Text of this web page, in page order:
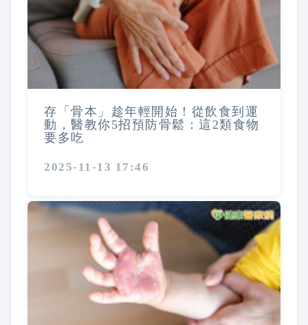
存「骨本」趁年輕開始！從飲食到運
動，醫教你5招預防骨鬆：這2類食物
要多吃
2025-11-13 17:46